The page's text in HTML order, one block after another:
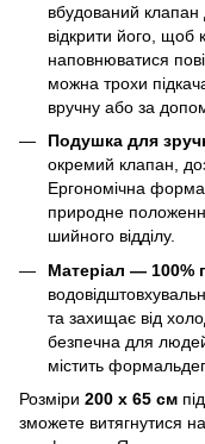
вбудований
відкрити його, щоб
наповнюватися
можна трохи
вручну або за
Подушка для
окремий клапан,
Ергономічна
природне
шийного відділу.
Матеріал — 100%
та захищає від
безпечна для
містить
Розміри 200 х 65 см
зможете витягнутися